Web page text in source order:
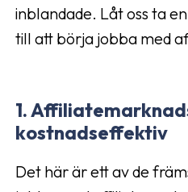
inblandade. Låt oss ta
till att börja jobba med
1.
kostnadseffektiv
Det här är ett av de